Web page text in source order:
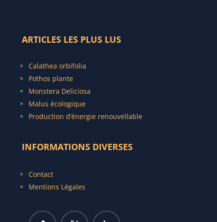
ARTICLES LES PLUS LUS
Calathea orbifolia
Pothos plante
Monstera Deliciosa
Malus écologique
Production d’énergie renouvellable
INFORMATIONS DIVERSES
Contact
Mentions Légales